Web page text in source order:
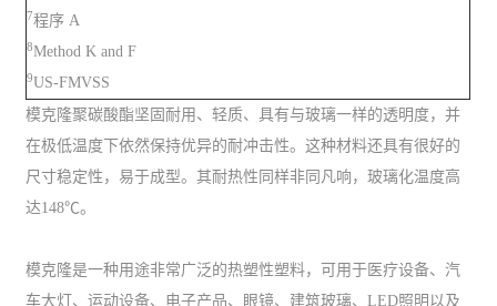
7程序 A
8Method K and F
9US-FMVSS
模克隆聚碳酸酯坚固耐用、轻质、具有与玻璃一样的透明度，并
在极低温度下依然保持优异的耐冲击性。这种材料还具有很好的
尺寸稳定性，易于成型。其耐热性同样非同凡响，玻璃化温度高
达148℃。
模克隆是一种用途非常广泛的热塑性塑料，可用于医疗设备、汽
车大灯、运动设备、电子产品、眼镜、建筑玻璃、LED照明以及